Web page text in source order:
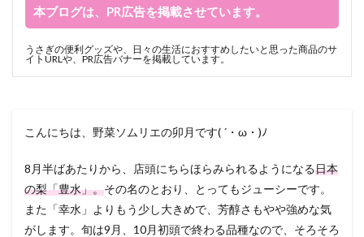
本ブログは、PR広告を掲載させています。
うさぎの便利グッズや、日々の生活におすすめしたいと思った商品のサ
イトURLや、PR広告バナーを掲載しています。
こんにちは、野菜ソムリエの卯月です( ´・ω・)ﾉ
8月半ばあたりから、店頭にちらほらみられるようになる日本
の梨「豊水」。その名のとおり、とってもジューシーです。
また「幸水」よりもう少し大きめで、芳醇さもやや強めな気
がします。旬は9月、10月初頭で終わる品種なので、そろそろ